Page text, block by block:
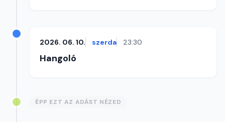
2026. 06. 10. szerda 23:30
Hangoló
ÉPP EZT AZ ADÁST NÉZED